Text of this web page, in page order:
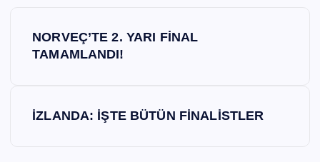
NORVEÇ’TE 2. YARI FİNAL
TAMAMLANDI!
İZLANDA: İŞTE BÜTÜN FİNALİSTLER